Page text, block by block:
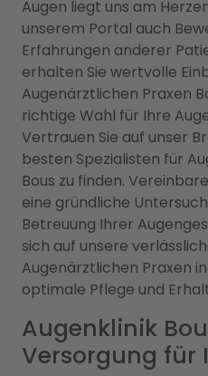
Augen liegt uns am
unserem Portal auch
Erfahrungen anderer
erhalten Sie wertvolle
Augenärztlichen Praxen
richtige Wahl für Ihre
Vertrauen Sie auf unser
besten Spezialisten für
Bous zu finden.
eine gründliche
Betreuung Ihrer
sich auf unsere
Augenärztlichen Praxen
optimale Pflege und
Augenklinik
Versorgung für